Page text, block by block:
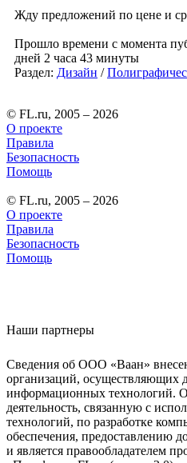
Жду предложений по цене и
Прошло времени с момента
дней 2 часа 43 минуты
Раздел: Дизайн /
© FL.ru, 2005 – 2026
О проекте
Правила
Безопасность
Помощь
© FL.ru, 2005 – 2026
О проекте
Правила
Безопасность
Помощь
Наши партнеры
Сведения об ООО «Ваан»
организаций, осуществляющих
информационных технологий.
деятельность, связанную с
технологий, по разработке
обеспечения, предоставлению
и является правообладателем